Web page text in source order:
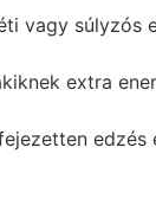
vagy súlyzós
extra
edzés